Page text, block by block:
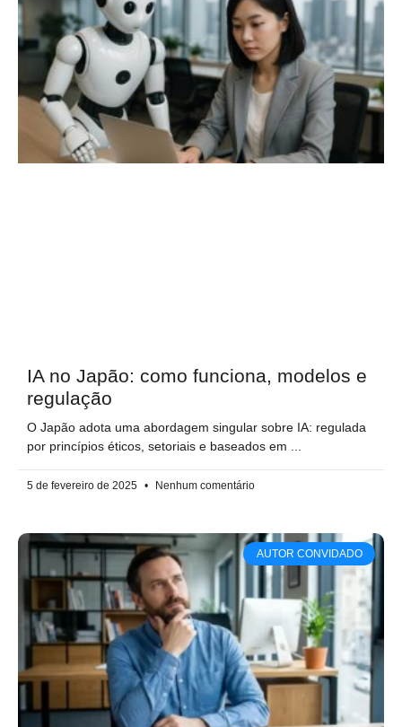
IA no Japão: como funciona, modelos e
regulação
O Japão adota uma abordagem singular sobre IA: regulada
por princípios éticos, setoriais e baseados em
5 de fevereiro de 2025 Nenhum comentário
AUTOR CONVIDADO